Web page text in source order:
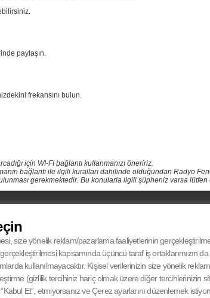
paylaşın.
frekansını bulun.
için WI-FI bağlantı kullanmanızı öneririz.
bağlantı ile ilgili kuralları dahilinde olduğundan Radyo
gerekmektedir. Bu konularla ilgili şüpheniz varsa lütfen
size yönelik reklam/pazarlama faaliyetlerinin
kapsamında üçüncü taraf iş ortaklarımızın
kullanılmayacaktır. Kişisel verilerinizin size yönelik
(gizlilik tercihiniz hariç olmak üzere diğer tercihlerinizin
Et”, etmiyorsanız ve Çerez ayarlarını düzenlemek
FEC
V-Dikey° 5/6